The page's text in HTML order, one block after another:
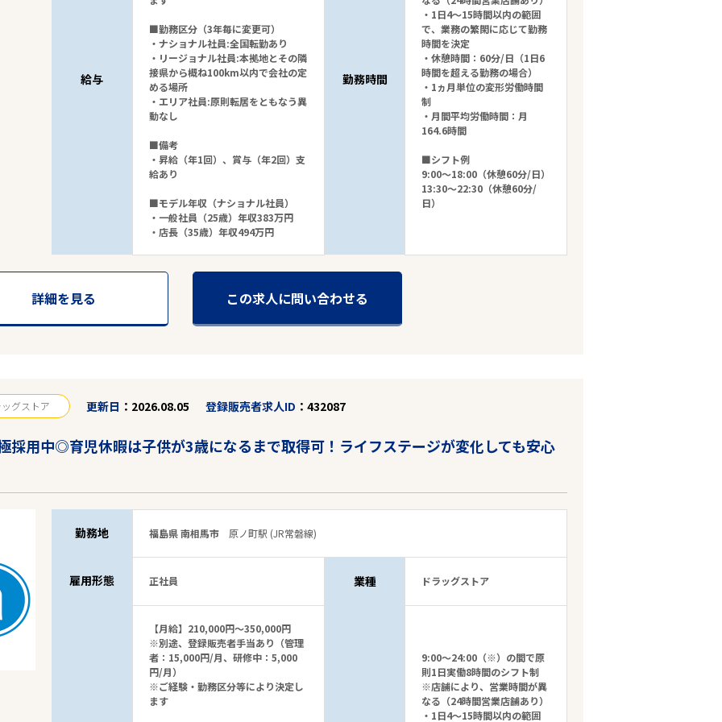
6,711件
給与
■勤務区分（3年毎に変更可）
・ナショナル社員:全国転勤あり
・リージョナル社員:本拠地とその隣
接県から概ね100km以内で会社の定
める場所
・エリア社員:原則転居をともなう異
動なし
■備考
・昇給（年1回）、賞与（年2回）支
給あり
■モデル年収（ナショナル社員）
・一般社員（25歳）年収383万円
・店長（35歳）年収494万円
勤務時間
・1日4～15時間以内の範囲
で、業務の繁閑に応じて勤務
時間を決定
・休憩時間：60分/日（1日6
時間を超える勤務の場合）
・1ヵ月単位の変形労働時間
制
・月間平均労働時間：月
164.6時間
■シフト例
9:00～18:00（休憩60分/日）
13:30～22:30（休憩60分/
日）
詳細を見る この求人に問い合わせる
ッグストア 更新日 2026.08.05 登録販売者求人ID 432087
採用中◎育児休暇は子供が3歳になるまで取得可！ライフステージが変化しても安心
勤務地 福島県 南相馬市 原ノ町駅 (JR常磐線)
雇用形態 正社員 業種 ドラッグストア
【月給】210,000円～350,000円
※別途、登録販売者手当あり（管理
者：15,000円/月、研修中：5,000
円/月）
※ご経験・勤務区分等により決定し
ます
9:00～24:00（※）の間で原
則1日実働8時間のシフト制
※店舗により、営業時間が異
なる（24時間営業店舗あり）
・1日4～15時間以内の範囲